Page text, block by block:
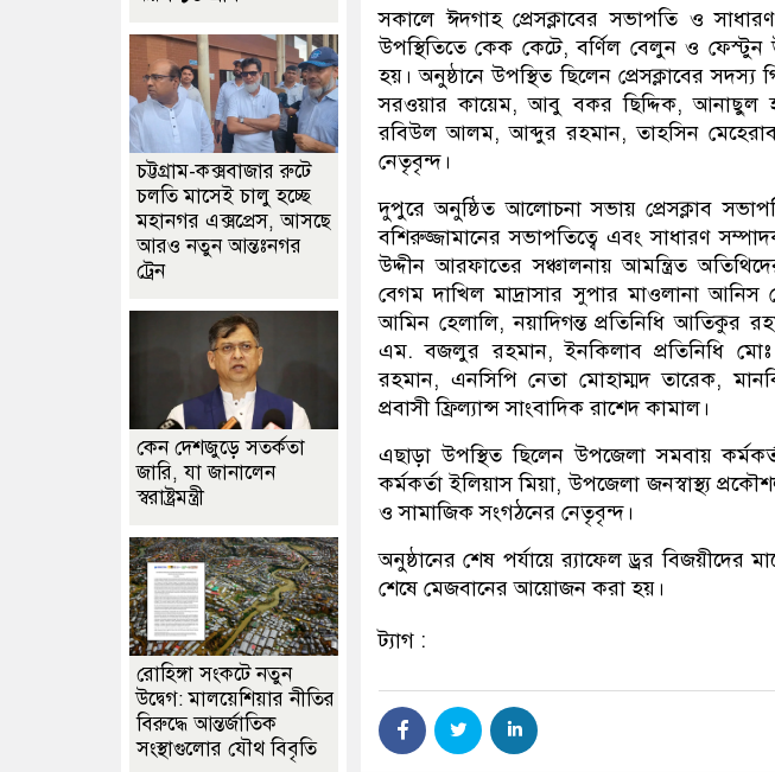
সকালে ঈদগাহ প্রেসক্লাবের সভাপতি ও
উপস্থিতিতে কেক কেটে, বর্ণিল বেলুন ও ফেস্টুন
হয়। অনুষ্ঠানে উপস্থিত ছিলেন প্রেসক্লাবের
সরওয়ার কায়েম, আবু বকর ছিদ্দিক, আনাছুল
রবিউল আলম, আব্দুর রহমান, তাহসিন
নেতৃবৃন্দ।
দুপুরে অনুষ্ঠিত আলোচনা সভায় প্রেসক্লাব
বশিরুজ্জামানের সভাপতিত্বে এবং সাধারণ
উদ্দীন আরফাতের সঞ্চালনায় আমন্ত্রিত
বেগম দাখিল মাদ্রাসার সুপার মাওলানা
আমিন হেলালি, নয়াদিগন্ত প্রতিনিধি আতিকুর
এম. বজলুর রহমান, ইনকিলাব প্রতিনিধি
রহমান, এনসিপি নেতা মোহাম্মদ তারেক,
প্রবাসী ফ্রিল্যান্স সাংবাদিক রাশেদ কামাল।
এছাড়া উপস্থিত ছিলেন উপজেলা সমবায়
কর্মকর্তা ইলিয়াস মিয়া, উপজেলা জনস্বাস্থ্য
ও সামাজিক সংগঠনের নেতৃবৃন্দ।
অনুষ্ঠানের শেষ পর্যায়ে র‍্যাফেল ড্রর বিজয়ীদের
শেষে মেজবানের আয়োজন করা হয়।
ট্যাগ :
চট্টগ্রাম-কক্সবাজার রুটে
চলতি মাসেই চালু হচ্ছে
মহানগর এক্সপ্রেস, আসছে
আরও নতুন আন্তঃনগর
ট্রেন
কেন দেশজুড়ে সতর্কতা
জারি, যা জানালেন
স্বরাষ্ট্রমন্ত্রী
রোহিঙ্গা সংকটে নতুন
উদ্বেগ: মালয়েশিয়ার নীতির
বিরুদ্ধে আন্তর্জাতিক
সংস্থাগুলোর যৌথ বিবৃতি